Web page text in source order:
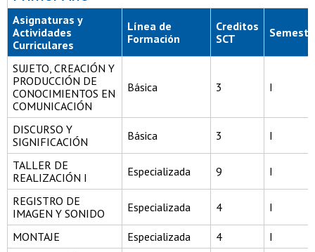
Asignaturas y
Actividades
Curriculares
Línea de
Formación
Creditos
SCT
SUJETO, CREACIÓN Y
PRODUCCIÓN DE
CONOCIMIENTOS EN
COMUNICACIÓN
Básica 3 I
DISCURSO Y
SIGNIFICACIÓN
Básica 3 I
TALLER DE
REALIZACIÓN I
Especializada 9 I
REGISTRO DE
IMAGEN Y SONIDO
Especializada 4 I
MONTAJE Especializada 4
I